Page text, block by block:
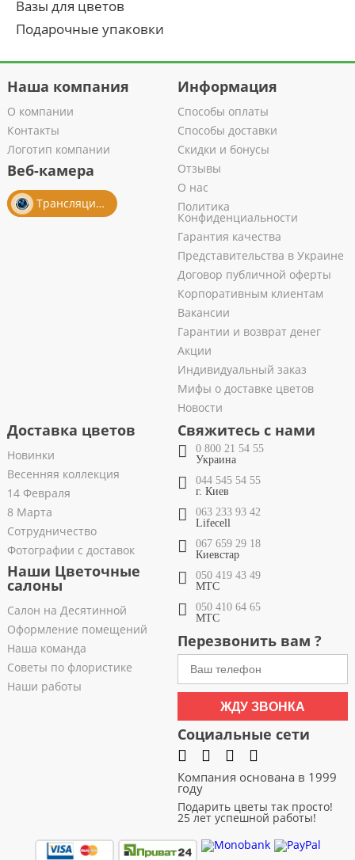
Вазы для цветов
Подарочные упаковки
Наша компания
О компании
Контакты
Логотип компании
Веб-камера
Трансляция из салона
Информация
Способы оплаты
Способы доставки
Скидки и бонусы
Отзывы
О нас
Политика
Конфиденциальности
Гарантия качества
Представительства в Украине
Договор публичной оферты
Корпоративным клиентам
Вакансии
Гарантии и возврат денег
Акции
Индивидуальный заказ
Мифы о доставке цветов
Новости
Доставка цветов
Новинки
Весенняя коллекция
14 Февраля
8 Марта
Сотрудничество
Фотографии с доставок
Наши Цветочные
салоны
Салон на Десятинной
Оформление помещений
Наша команда
Советы по флористике
Наши работы
Свяжитесь с нами
0 800 21 54 55
Украина
044 545 54 55
г. Киев
063 233 93 42
Lifecell
067 659 29 18
Киевстар
050 419 43 49
МТС
050 410 64 65
МТС
Перезвонить вам ?
ЖДУ ЗВОНКА
Социальные сети
Компания основана в 1999
году
Подарить цветы так просто!
25 лет успешной работы!